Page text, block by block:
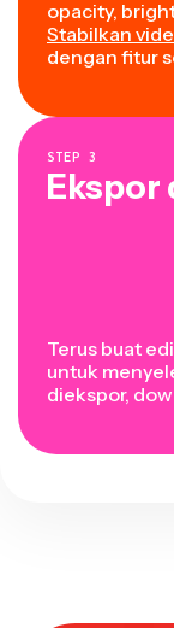
opacity,
Stabilkan
dengan fitur
STEP 3
Ekspor
Terus buat
untuk
diekspor,